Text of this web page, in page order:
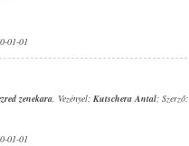
01-01
zenekara, Vezényel: Kutschera Antal; Szerző:
01-01